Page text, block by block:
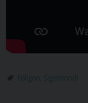
Foligno Sigismondi